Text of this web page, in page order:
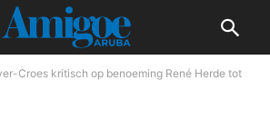
Croes kritisch op benoeming René Herde tot